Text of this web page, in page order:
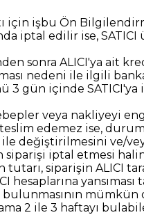
için işbu Ön
iptal edilir ise,
sonra ALICI'ya ait
nedeni ile ilgili
3 gün içinde
veya nakliyeyi
edemez ise,
değiştirilmesini ve/
siparişi iptal etmesi
tutarı, siparişin ALICI
hesaplarına
mümkün
2 ile 3 haftayı